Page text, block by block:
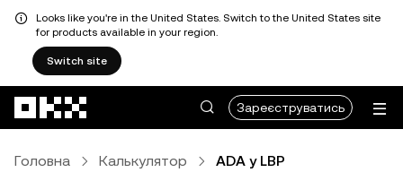
Looks like you're in the United States. Switch to the United States site
for products available in your region.
Switch site
Зареєструватись
Головна Калькулятор ADA у LBP